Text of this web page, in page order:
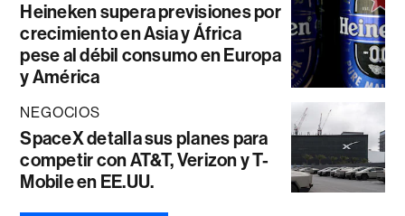
Heineken supera previsiones por
crecimiento en Asia y África
pese al débil consumo en Europa
y América
NEGOCIOS
SpaceX detalla sus planes para
competir con AT&T, Verizon y T-
Mobile en EE.UU.